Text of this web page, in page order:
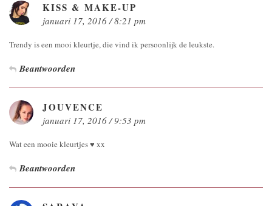
KISS & MAKE-UP
januari 17, 2016 / 8:21 pm
Trendy is een mooi kleurtje, die vind ik persoonlijk de leukste.
Beantwoorden
JOUVENCE
januari 17, 2016 / 9:53 pm
Wat een mooie kleurtjes ♥ xx
Beantwoorden